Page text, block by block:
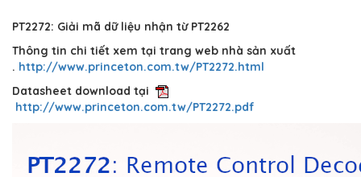
PT2272: Giải mã dữ liệu nhận từ PT2262
Thông tin chi tiết xem tại trang web nhà sản xuất
. http://www.princeton.com.tw/PT2272.html
Datasheet download tại
http://www.princeton.com.tw/PT2272.pdf